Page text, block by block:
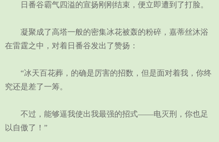
日番谷霸气四溢的宣扬刚刚结束，便立即遭到了打脸。
凝聚成了高塔一般的密集冰花被轰的粉碎，嘉蒂丝沐浴
在雷霆之中，对着日番谷发出了赞扬：
“冰天百花葬，的确是厉害的招数，但是面对着我，你终
究还是差了一筹。
不过，能够逼我使出我最强的招式——电灭刑，你也足
以自傲了！”